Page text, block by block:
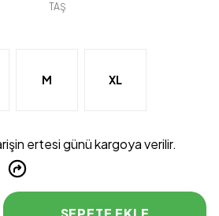
TAŞ
M XL
ertesi günü kargoya verilir.